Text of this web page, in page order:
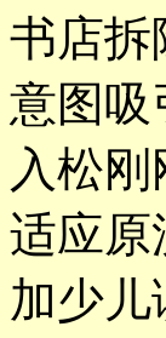
书店拆
意图吸
入松
适应原
加少